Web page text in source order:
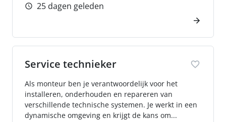
25 dagen geleden
Service technieker
Als monteur ben je verantwoordelijk voor het
installeren, onderhouden en repareren van
verschillende technische systemen. Je werkt in een
dynamische omgeving en krijgt de kans om...